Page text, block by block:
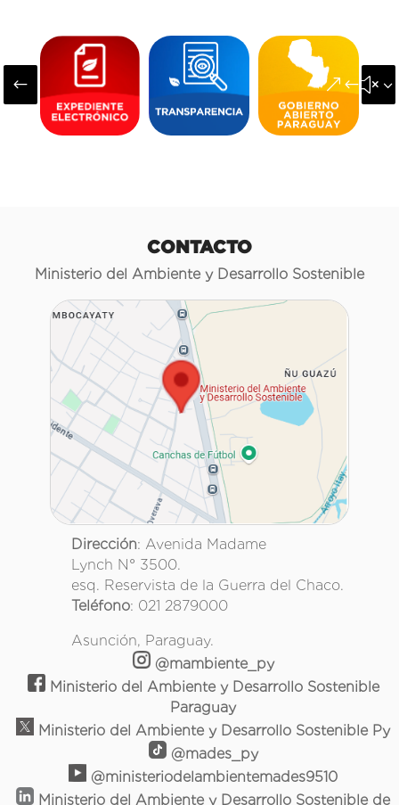
#
CONTACTO
Ministerio del Ambiente y Desarrollo Sostenible
Dirección: Avenida Madame
Lynch N° 3500.
esq. Reservista de la Guerra del Chaco.
Teléfono: 021 2879000
Asunción, Paraguay.
@mambiente_py
Ministerio del Ambiente y Desarrollo Sostenible
Paraguay
Ministerio del Ambiente y Desarrollo Sostenible Py
@mades_py
@ministeriodelambientemades9510
Ministerio del Ambiente y Desarrollo Sostenible de